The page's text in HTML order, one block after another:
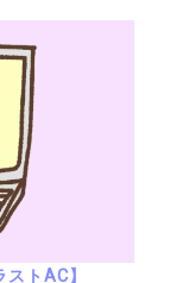
トAC】